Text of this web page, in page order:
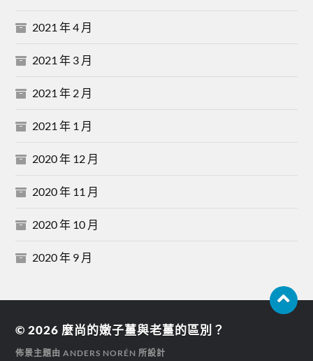
2021 年 4 月
2021 年 3 月
2021 年 2 月
2021 年 1 月
2020 年 12 月
2020 年 11 月
2020 年 10 月
2020 年 9 月
© 2026 麼尚的嫩子薑與老薑的區別？
佈景主題由ANDERS NORÉN 所設計